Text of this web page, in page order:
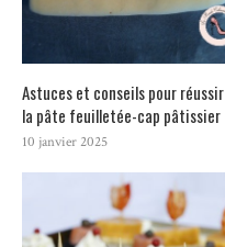
Astuces et conseils pour réussir
la pâte feuilletée-cap pâtissier
10 janvier 2025